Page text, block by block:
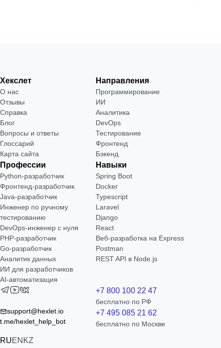
Хекслет
О нас
Отзывы
Справка
Блог
Вопросы и ответы
Глоссарий
Карта сайта
Направления
Программирование
ИИ
Аналитика
DevOps
Тестирование
Фронтенд
Бэкенд
Профессии
Python-разработчик
Фронтенд-разработчик
Java-разработчик
Инженер по ручному
тестированию
DevOps-инженер с нуля
РНР-разработчик
Go-разработчик
Аналитик данных
ИИ для разработчиков
AI-автоматизация
Навыки
Spring Boot
Docker
Typescript
Laravel
Django
React
Веб-разработка на Express
Postman
REST API в Node.js
support@hexlet.io
t.me/hexlet_help_bot
RUEN KZ
+7 800 100 22 47
бесплатно по РФ
+7 495 085 21 62
бесплатно по Москве